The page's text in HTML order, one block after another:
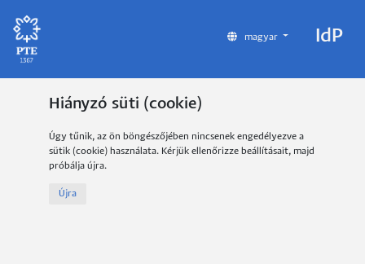
magyar IdP
Hiányzó süti (cookie)
Úgy tűnik, az ön böngészőjében nincsenek engedélyezve a
sütik (cookie) használata. Kérjük ellenőrizze beállításait, majd
próbálja újra.
Újra